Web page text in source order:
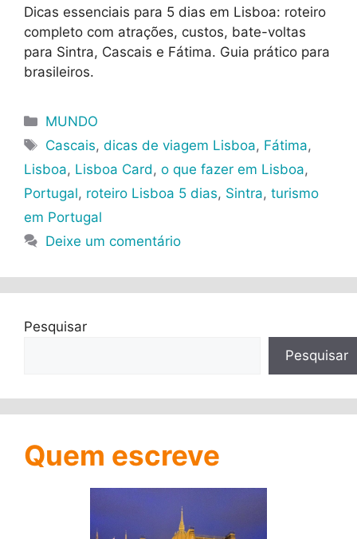
Dicas essenciais para 5 dias em Lisboa: roteiro
completo com atrações, custos, bate-voltas
para Sintra, Cascais e Fátima. Guia prático para
brasileiros.
Categorias
MUNDO
Tags
Cascais,dicas de viagem Lisboa, Fátima,
Lisboa, Lisboa Card, o que fazer em Lisboa,
Portugal, roteiro Lisboa 5 dias, Sintra, turismo
em Portugal
Deixe um comentário
Pesquisar
Pesquisar
Quem escreve